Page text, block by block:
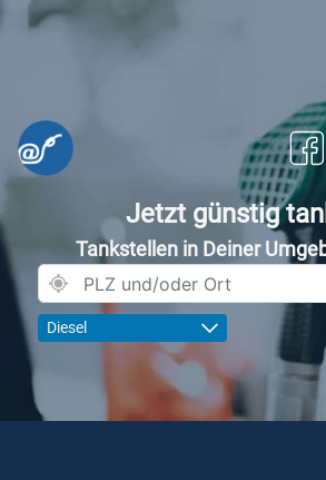
Jetzt günstig
Tankstellen in Deiner
Diesel